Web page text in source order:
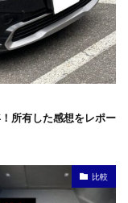
所有した感想をレポー
比較